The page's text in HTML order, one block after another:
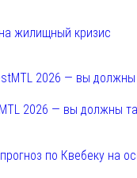
жилищный кризис
2026 — вы должны